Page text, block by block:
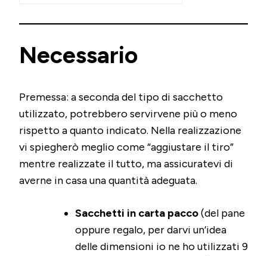
Necessario
Premessa: a seconda del tipo di sacchetto
utilizzato, potrebbero servirvene più o meno
rispetto a quanto indicato. Nella realizzazione
vi spiegherò meglio come “aggiustare il tiro”
mentre realizzate il tutto, ma assicuratevi di
averne in casa una quantità adeguata.
Sacchetti in carta pacco(del pane
oppure regalo, per darvi un’idea
delle dimensioni io ne ho utilizzati 9